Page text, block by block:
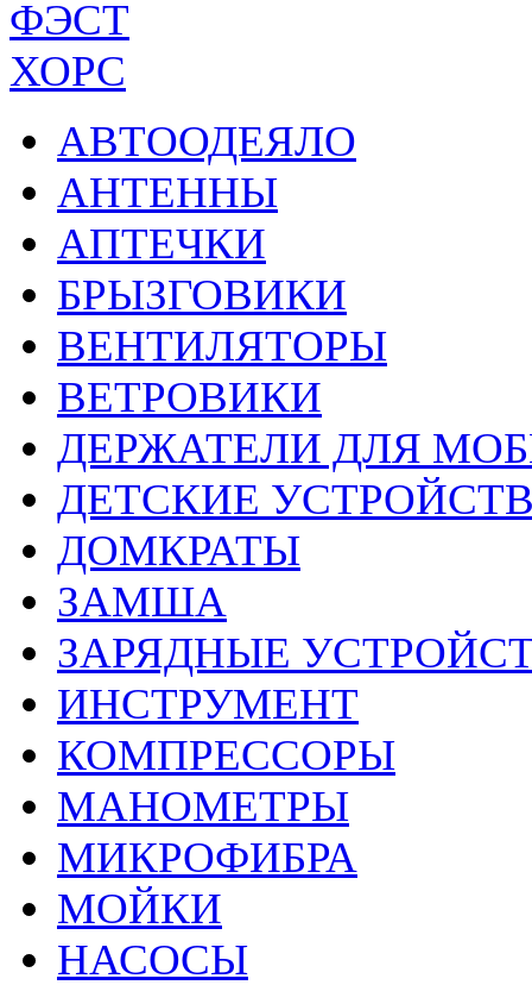
ФЭСТ
ХОРС
АВТООДЕЯЛО
АНТЕННЫ
АПТЕЧКИ
БРЫЗГОВИКИ
ВЕНТИЛЯТОРЫ
ВЕТРОВИКИ
ДЕРЖАТЕЛИ ДЛЯ
ДЕТСКИЕ
ДОМКРАТЫ
ЗАМША
ЗАРЯДНЫЕ
ИНСТРУМЕНТ
КОМПРЕССОРЫ
МАНОМЕТРЫ
МИКРОФИБРА
МОЙКИ
НАСОСЫ